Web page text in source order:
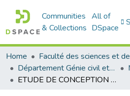
Communities
& Collections
All of
DSpace
Home
Département Génie civil et Architecture
ETUDE DE CONCEPTION D'UNE TOUR EN RDC +SOUS+SOL10 éTAGE à OSSATURE EN BéTON ARMé